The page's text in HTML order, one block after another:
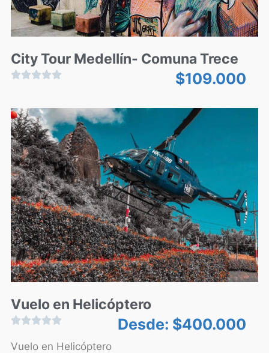
City Tour Medellín- Comuna Trece
 $109.000
Vuelo en Helicóptero
 Desde: $400.000
Vuelo en Helicóptero